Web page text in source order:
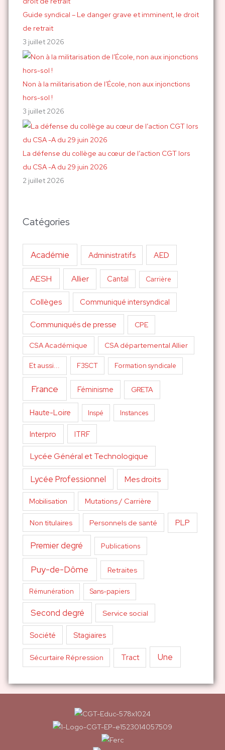
Guide syndical – Le danger grave et imminent, le droit
de retrait
3 juillet 2026
Non à la militarisation de l’École, non aux injonctions
hors-sol !
3 juillet 2026
La défense du collège au cœur de l’action CGT lors
du CSA -A du 29 juin 2026
2 juillet 2026
Catégories
Académie Administratifs AED
AESH Allier Cantal Carrière
Collèges Communiqué intersyndical
Communiqués de presse CPE
CSA Académique CSA départemental Allier
Et aussi... F3SCT Formation syndicale
France Féminisme GRETA
Haute-Loire Inspé Instances
Interpro ITRF
Lycée Général et Technologique
Lycée Professionnel Mes droits
Mobilisation Mutations / Carrière
Non titulaires Personnels de santé PLP
Premier degré Publications
Puy-de-Dôme Retraites
Rémunération Sans-papiers
Second degré Service social
Société Stagiaires
Sécurtaire Répression Tract Une